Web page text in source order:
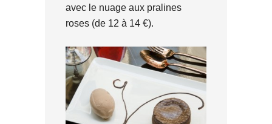
avec le nuage aux pralines
roses (de 12 à 14 €).